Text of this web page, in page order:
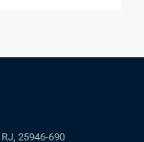
25946-690